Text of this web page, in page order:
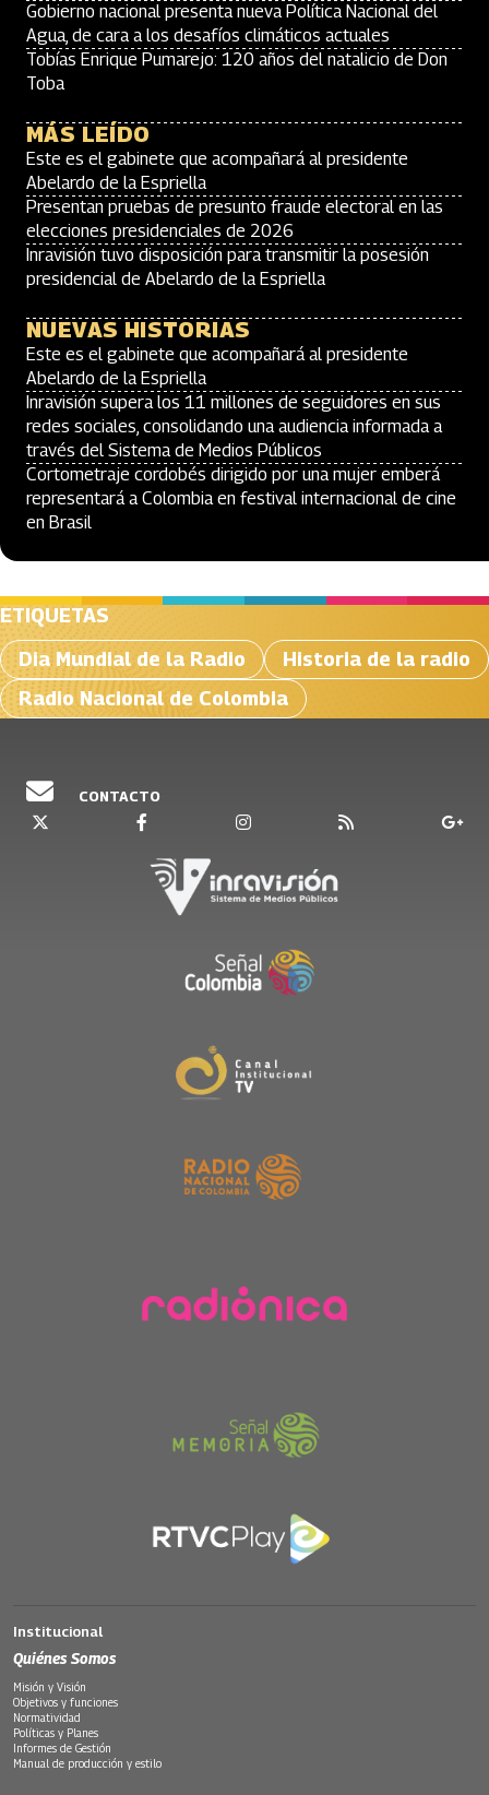
Gobierno nacional presenta nueva Política Nacional del
Agua, de cara a los desafíos climáticos actuales
Tobías Enrique Pumarejo: 120 años del natalicio de Don
Toba
MÁS LEÍDO
Este es el gabinete que acompañará al presidente
Abelardo de la Espriella
Presentan pruebas de presunto fraude electoral en las
elecciones presidenciales de 2026
Inravisión tuvo disposición para transmitir la posesión
presidencial de Abelardo de la Espriella
NUEVAS HISTORIAS
Este es el gabinete que acompañará al presidente
Abelardo de la Espriella
Inravisión supera los 11 millones de seguidores en sus
redes sociales, consolidando una audiencia informada a
través del Sistema de Medios Públicos
Cortometraje cordobés dirigido por una mujer emberá
representará a Colombia en festival internacional de cine
en Brasil
ETIQUETAS
Dia Mundial de la Radio
Historia de la radio
Radio Nacional de Colombia
CONTACTO
Institucional
Quiénes Somos
Misión y Visión
Objetivos y funciones
Normatividad
Políticas y Planes
Informes de Gestión
Manual de producción y estilo